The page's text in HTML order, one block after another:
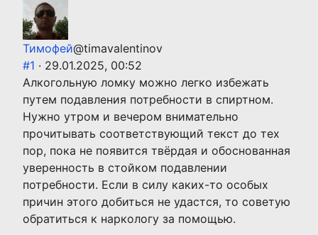
Тимофей@timavalentinov
#1 · 29.01.2025, 00:52
Алкогольную ломку можно легко избежать
путем подавления потребности в спиртном.
Нужно утром и вечером внимательно
прочитывать соответствующий текст до тех
пор, пока не появится твёрдая и обоснованная
уверенность в стойком подавлении
потребности. Если в силу каких-то особых
причин этого добиться не удастся, то советую
обратиться к наркологу за помощью.